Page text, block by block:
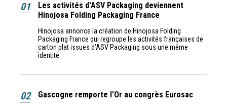
01
Les activités d'ASV Packaging deviennent
Hinojosa Folding Packaging France
Hinojosa annonce la création de Hinojosa Folding
Packaging France qui regroupe les activités françaises de
carton plat issues d’ASV Packaging sous une même
identité.
02 Gascogne remporte l'Or au congrès Eurosac